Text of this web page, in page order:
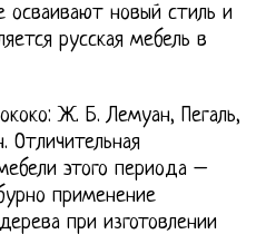
осваивают новый стиль и
русская мебель в
Ж. Б. Лемуан, Пегаль,
этого периода –
применение
при изготовлении